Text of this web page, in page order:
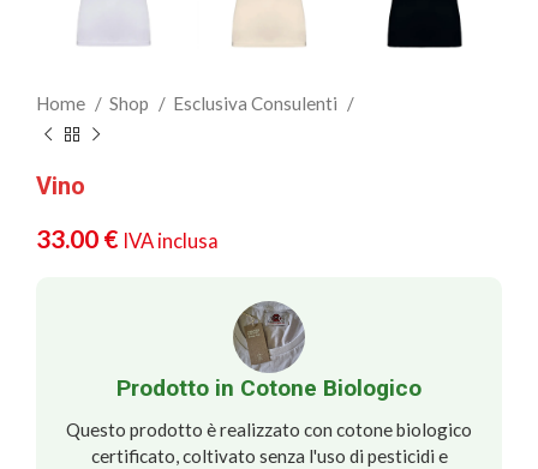
Home Shop Esclusiva Consulenti
Vino
33.00 € IVA inclusa
Prodotto in Cotone Biologico
Questo prodotto è realizzato con cotone biologico
certificato, coltivato senza l'uso di pesticidi e